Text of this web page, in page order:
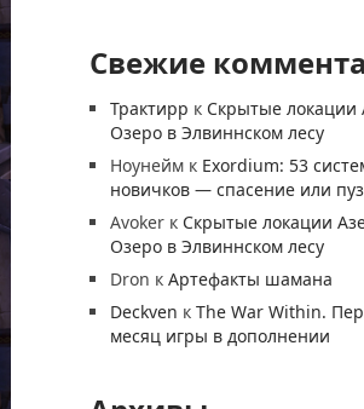
Свежие
Трактирр к Скрытые локации
Озеро в Элвиннском лесу
Ноунеймк Exordium: 53
новичков — спасение или
Avokerк Скрытые локации
Озеро в Элвиннском лесу
Dron к Артефакты шамана
Deckven к The War Within.
месяц игры в дополнении